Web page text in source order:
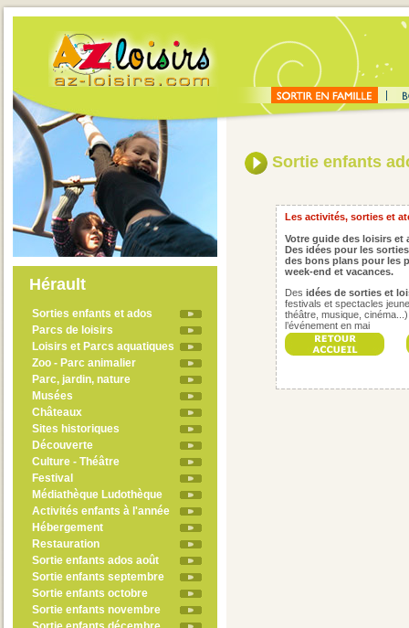
Hérault
Sorties enfants et ados
Parcs de loisirs
Loisirs et Parcs aquatiques
Zoo - Parc animalier
Parc, jardin, nature
Musées
Châteaux
Sites historiques
Découverte
Culture - Théâtre
Festival
Médiathèque Ludothèque
Activités enfants à l'année
Hébergement
Restauration
Sortie enfants ados août
Sortie enfants septembre
Sortie enfants octobre
Sortie enfants novembre
Sortie enfants
Les activités, sorties et
Votre guide des loisirs et
Des idées pour les
des bons plans pour les
week-end et vacances.
Des idées de sorties et
festivals et spectacles
théâtre, musique,
l’événement en mai